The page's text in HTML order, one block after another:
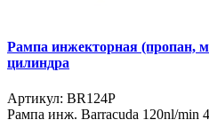
Рампа инжекторная (пропан,
цилиндра
Артикул: BR124P
Рампа инж. Barracuda 120nl/min